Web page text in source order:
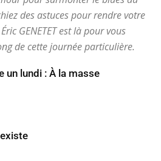
des astuces pour rendre votre
GENETET est là pour vous
de cette journée particulière.
un lundi : À la masse